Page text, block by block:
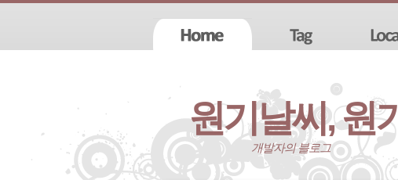
원기날씨, 원
개발자의 블로그